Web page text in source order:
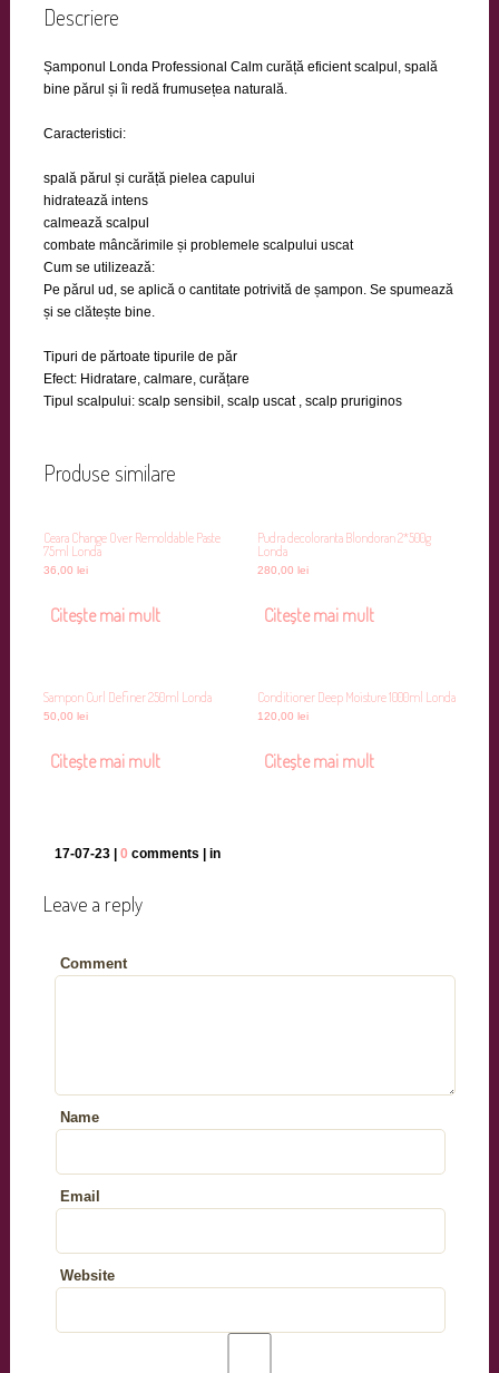
Descriere
Șamponul Londa Professional Calm curăță eficient scalpul, spală
bine părul și îi redă frumusețea naturală.
Caracteristici:
spală părul și curăță pielea capului
hidratează intens
calmează scalpul
combate mâncărimile și problemele scalpului uscat
Cum se utilizează:
Pe părul ud, se aplică o cantitate potrivită de șampon. Se spumează
și se clătește bine.
Tipuri de părtoate tipurile de păr
Efect: Hidratare, calmare, curățare
Tipul scalpului: scalp sensibil, scalp uscat , scalp pruriginos
Produse similare
Ceara Change Over Remoldable Paste
75ml Londa
36,00 lei
Citește mai mult
Pudra decoloranta Blondoran 2*500g
Londa
280,00lei
Citește mai mult
Sampon Curl Definer 250ml Londa
50,00 lei
Citește mai mult
Conditioner Deep Moisture 1000ml Londa
120,00lei
Citește mai mult
17-07-23 | 0 comments | in
Leave a reply
Comment
Name
Email
Website